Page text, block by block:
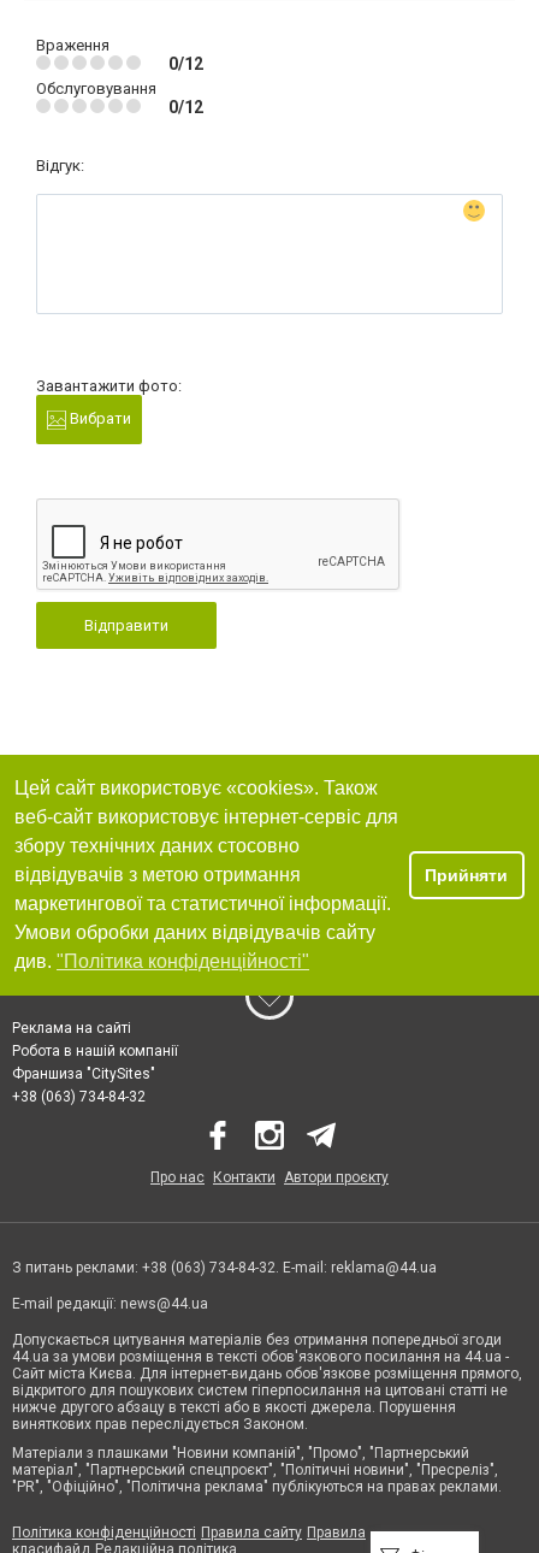
Враження
0/12
Обслуговування
0/12
Відгук:
Завантажити фото:
Вибрати
Відправити
Цей сайт використовує «cookies». Також
веб-сайт використовує інтернет-сервіс для
збору технічних даних стосовно
відвідувачів з метою отримання
маркетингової та статистичної інформації.
Умови обробки даних відвідувачів сайту
див. "Політика конфіденційності"
Прийняти
Реклама на сайті
Робота в нашій компанії
Франшиза "CitySites"
+38 (063) 734-84-32
Про нас Контакти Автори проєкту
З питань реклами: +38 (063) 734-84-32. E-mail: reklama@44.ua
E-mail редакції: news@44.ua
Допускається цитування матеріалів без отримання попередньої згоди
44.ua за умови розміщення в тексті обов'язкового посилання на 44.ua -
Сайт міста Києва. Для інтернет-видань обов'язкове розміщення прямого,
відкритого для пошукових систем гіперпосилання на цитовані статті не
нижче другого абзацу в тексті або в якості джерела. Порушення
виняткових прав переслідується Законом.
Матеріали з плашками "Новини компаній", "Промо", "Партнерський
матеріал", "Партнерський спецпроєкт", "Політичні новини", "Пресреліз",
"PR", "Офіційно", "Політична реклама" публікуються на правах реклами.
Політика конфіденційності Правила сайту Правила
класифайд Редакційна політика